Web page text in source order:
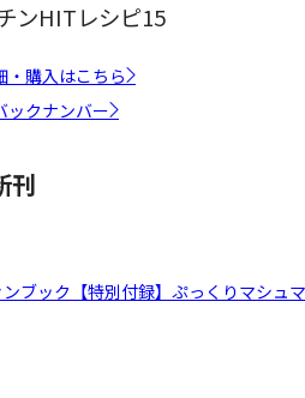
ンHITレシピ15
・購入はこちら
ックナンバー
刊
ブック【特別付録】ぷっくりマシュマ